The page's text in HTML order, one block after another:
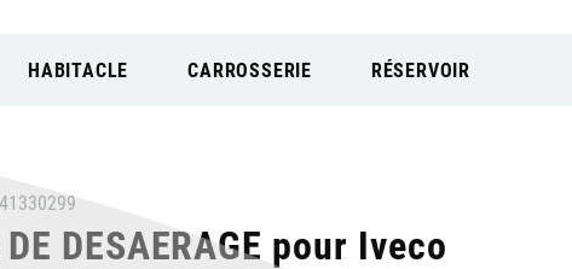
HABITACLE CARROSSERIE RÉSERVOIR
DESAERAGE pour Iveco